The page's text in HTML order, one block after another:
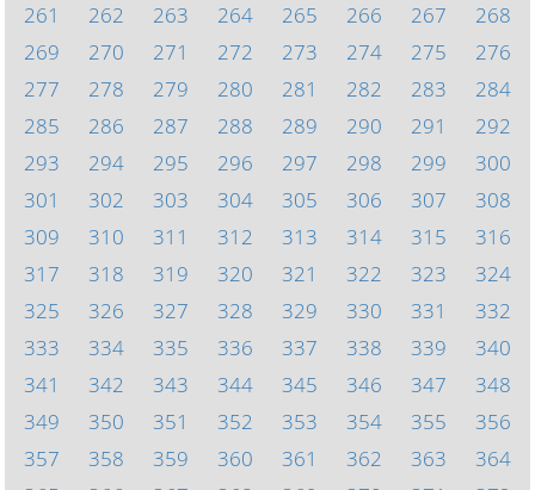
261
262 263 264 265 266 267
268
269
270 271 272 273 274 275
276
277
278 279 280 281 282 283
284
285
286 287 288 289 290 291
292
293
294 295 296 297 298 299
300
301
302 303 304 305 306 307
308
309
310 311 312 313 314 315
316
317
318 319 320 321 322 323
324
325
326 327 328 329 330 331
332
333
334 335 336 337 338 339
340
341
342 343 344 345 346 347
348
349
350 351 352 353 354 355
356
357
358 359 360 361 362 363
364